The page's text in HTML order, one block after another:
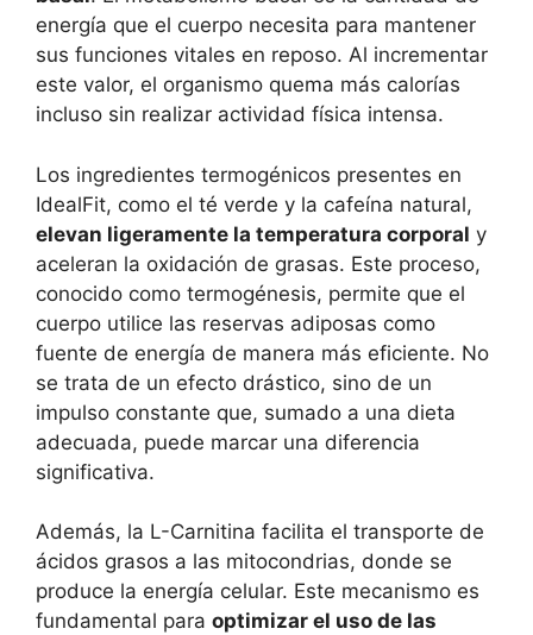
energía que el cuerpo necesita para mantener
sus funciones vitales en reposo. Al incrementar
este valor, el organismo quema más calorías
incluso sin realizar actividad física intensa.
Los ingredientes termogénicos presentes en
IdealFit, como el té verde y la cafeína natural,
elevan ligeramente la temperatura corporal y
aceleran la oxidación de grasas. Este proceso,
conocido como termogénesis, permite que el
cuerpo utilice las reservas adiposas como
fuente de energía de manera más eficiente. No
se trata de un efecto drástico, sino de un
impulso constante que, sumado a una dieta
adecuada, puede marcar una diferencia
significativa.
Además, la L-Carnitina facilita el transporte de
ácidos grasos a las mitocondrias, donde se
produce la energía celular. Este mecanismo es
fundamental para optimizar el uso de las